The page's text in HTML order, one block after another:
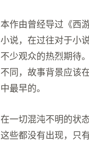
本作由曾经导过《西
小说，在过往对于小
不少观众的热烈期待
不同，故事背景应该
中最早的。
在一切混沌不明的状
这些都没有出现，只